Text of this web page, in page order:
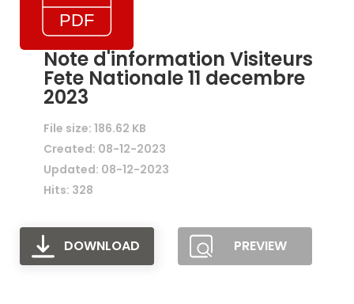
Note d'information Visiteurs
Fete Nationale 11 decembre
2023
File size: 186.62 KB
Created: 08-12-2023
Updated: 08-12-2023
Hits: 328
DOWNLOAD PREVIEW